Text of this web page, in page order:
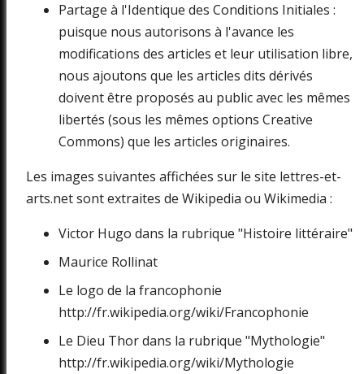
Partage à l'Identique des Conditions Initiales :
puisque nous autorisons à l'avance les
modifications des articles et leur utilisation libre,
nous ajoutons que les articles dits dérivés
doivent être proposés au public avec les mêmes
libertés (sous les mêmes options Creative
Commons) que les articles originaires.
Les images suivantes affichées sur le site lettres-et-
arts.net sont extraites de Wikipedia ou Wikimedia :
Victor Hugo dans la rubrique "Histoire littéraire"
Maurice Rollinat
Le logo de la francophonie
http://fr.wikipedia.org/wiki/Francophonie
Le Dieu Thor dans la rubrique "Mythologie"
http://fr.wikipedia.org/wiki/Mythologie